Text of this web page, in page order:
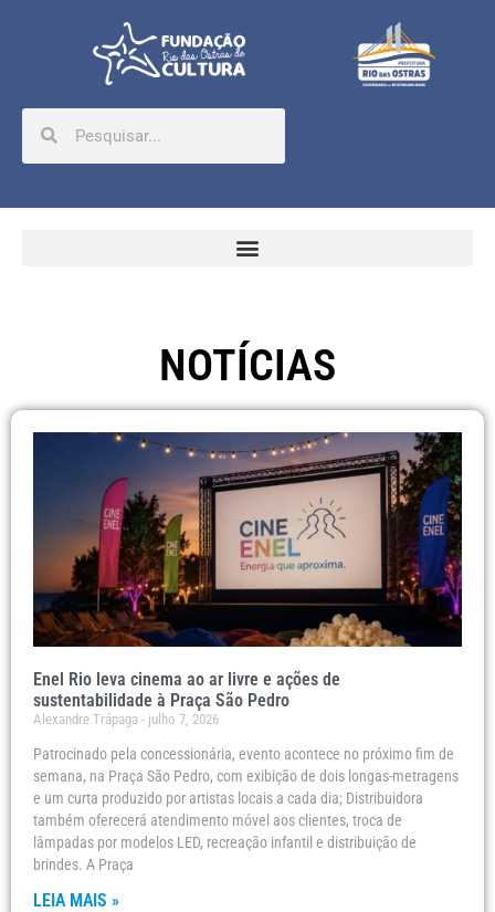
NOTÍCIAS
Enel Rio leva cinema ao ar livre e ações de
sustentabilidade à Praça São Pedro
Alexandre Trápaga julho 7, 2026
Patrocinado pela concessionária, evento acontece no próximo fim de
semana, na Praça São Pedro, com exibição de dois longas-metragens
e um curta produzido por artistas locais a cada dia; Distribuidora
também oferecerá atendimento móvel aos clientes, troca de
lâmpadas por modelos LED, recreação infantil e distribuição de
brindes. A Praça
LEIA MAIS »